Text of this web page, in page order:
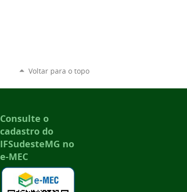
Voltar para o topo
Consulte o
cadastro do
IFSudesteMG no
e-MEC